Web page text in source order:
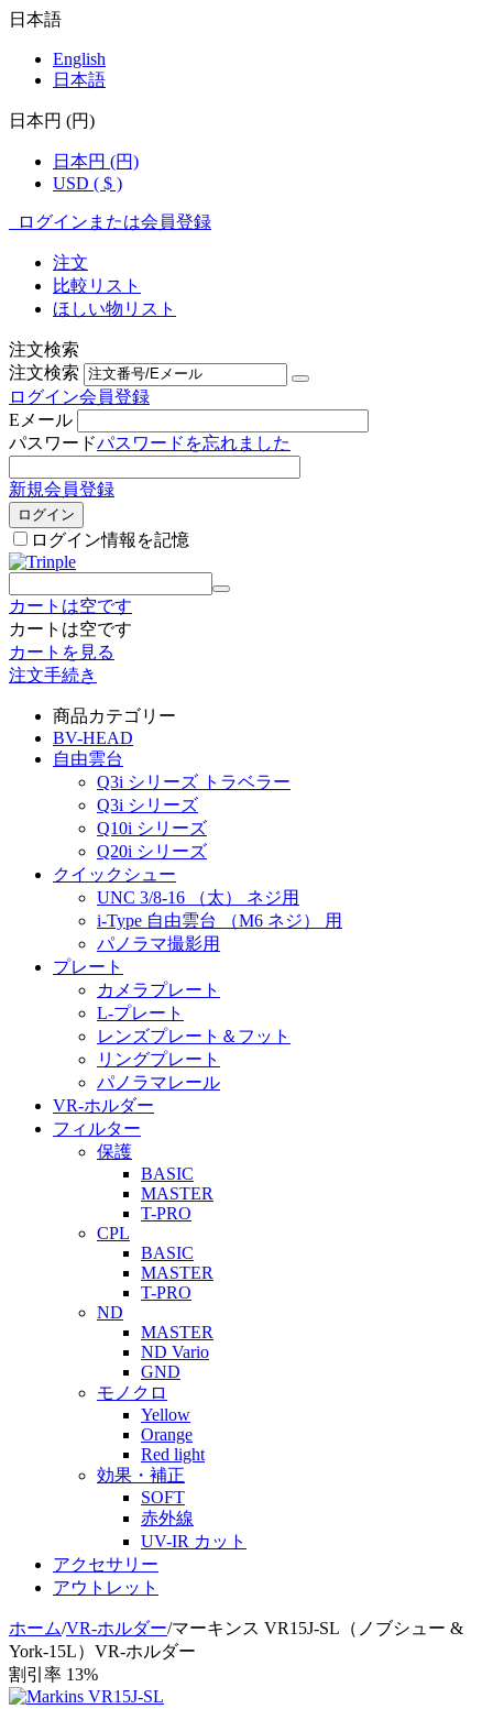
日本語
English
日本語
日本円 (円)
日本円 (円)
USD ( $ )
ログインまたは会員登録
注文
比較リスト
ほしい物リスト
注文検索
注文検索
ログイン会員登録
Eメール
パスワードパスワードを忘れました
新規会員登録
ログイン
ログイン情報を記憶
カートは空です
カートは空です
カートを見る
注文手続き
商品カテゴリー
BV-HEAD
自由雲台
Q3i シリーズ トラベラー
Q3i シリーズ
Q10i シリーズ
Q20i シリーズ
クイックシュー
UNC 3/8-16 （太） ネジ用
i-Type 自由雲台 （M6 ネジ） 用
パノラマ撮影用
プレート
カメラプレート
L-プレート
レンズプレート＆フット
リングプレート
パノラマレール
VR-ホルダー
フィルター
保護
BASIC
MASTER
T-PRO
CPL
BASIC
MASTER
T-PRO
ND
MASTER
ND Vario
GND
モノクロ
Yellow
Orange
Red light
効果・補正
SOFT
赤外線
UV-IR カット
アクセサリー
アウトレット
ホーム/VR-ホルダー/マーキンス VR15J-SL（ノブシュー &
York-15L）VR-ホルダー
割引率 13%